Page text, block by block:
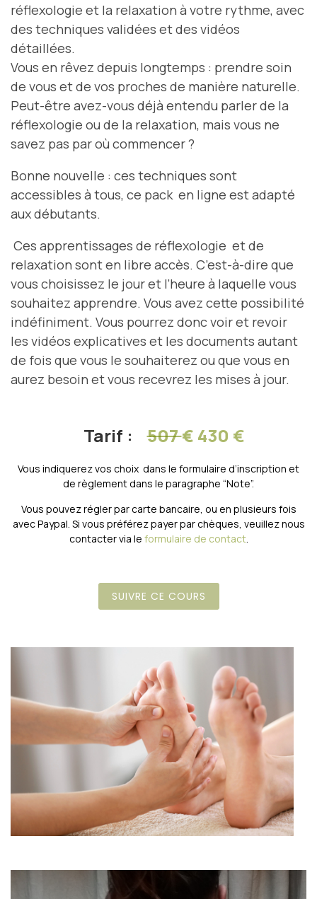
réflexologie et la relaxation à votre rythme, avec
des techniques validées et des vidéos
détaillées.
Vous en rêvez depuis longtemps : prendre soin
de vous et de vos proches de manière naturelle.
Peut-être avez-vous déjà entendu parler de la
réflexologie ou de la relaxation, mais vous ne
savez pas par où commencer ?
Bonne nouvelle : ces techniques sont
accessibles à tous, ce pack en ligne est adapté
aux débutants.
Ces apprentissages de réflexologie et de
relaxation sont en libre accès. C’est-à-dire que
vous choisissez le jour et l’heure à laquelle vous
souhaitez apprendre. Vous avez cette possibilité
indéfiniment. Vous pourrez donc voir et revoir
les vidéos explicatives et les documents autant
de fois que vous le souhaiterez ou que vous en
aurez besoin et vous recevrez les mises à jour.
Tarif : 507€ 430 €
Vous indiquerez vos choix dans le formulaire d’inscription et
de règlement dans le paragraphe “Note”.
Vous pouvez régler par carte bancaire, ou en plusieurs fois
avec Paypal. Si vous préférez payer par chèques, veuillez nous
contacter via le formulaire de contact.
SUIVRE CE COURS